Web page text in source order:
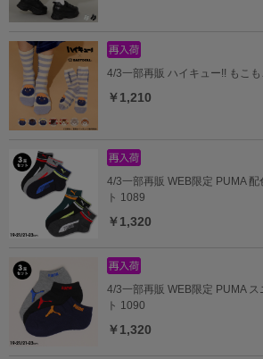
4/3一部再販 ハイキュー!! もこ
￥1,210
4/3一部再販 WEB限定 PUMA
ト 1089
￥1,320
4/3一部再販 WEB限定 PUMA
ト 1090
￥1,320